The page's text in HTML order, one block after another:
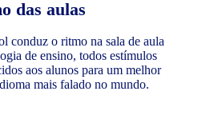
das aulas
conduz o ritmo na sala de aula
de ensino, todos estímulos
aos alunos para um melhor
mais falado no mundo.